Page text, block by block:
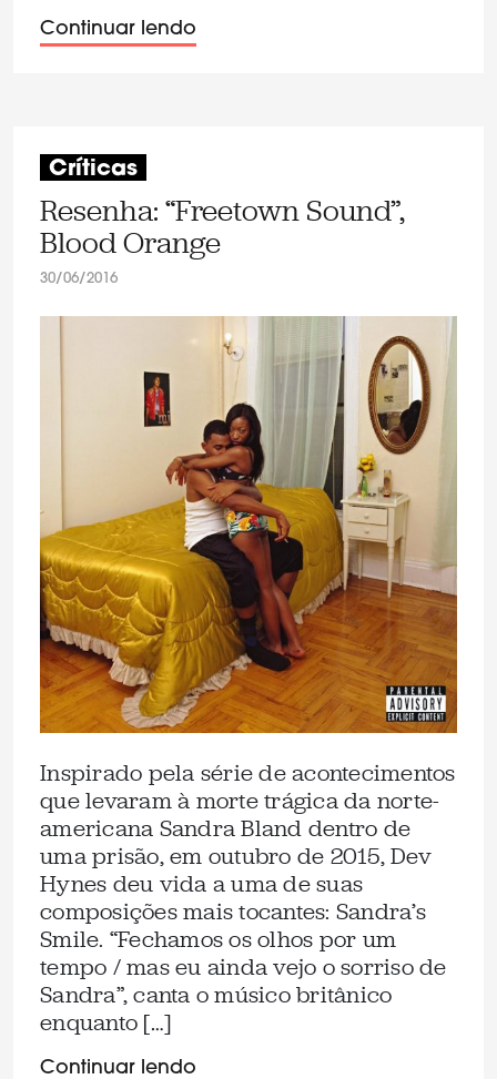
Continuar lendo
Críticas
Resenha: “Freetown Sound”,
Blood Orange
30/06/2016
Inspirado pela série de acontecimentos
que levaram à morte trágica da norte-
americana Sandra Bland dentro de
uma prisão, em outubro de 2015, Dev
Hynes deu vida a uma de suas
composições mais tocantes: Sandra’s
Smile. “Fechamos os olhos por um
tempo / mas eu ainda vejo o sorriso de
Sandra”, canta o músico britânico
enquanto […]
Continuar lendo